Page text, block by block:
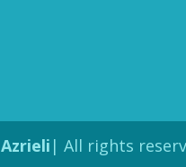
All rights
Azrieli